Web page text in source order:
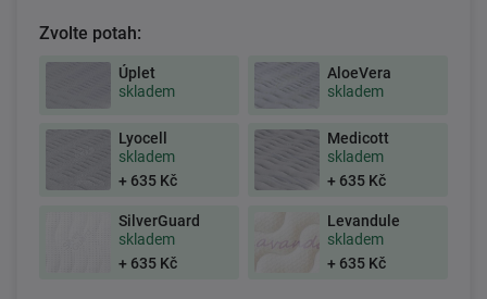
Zvolte potah:
Úplet
skladem
AloeVera
skladem
Lyocell
skladem
+ 635 Kč
Medicott
skladem
+ 635 Kč
SilverGuard
skladem
+ 635 Kč
Levandule
skladem
+ 635 Kč